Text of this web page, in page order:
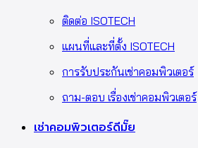
ติดต่อ ISOTECH
แผนที่และที่ตั้ง ISOTECH
การรับประกันเช่าคอมพิวเตอร์
ถาม-ตอบ เรื่องเช่าคอมพิวเตอร์
เช่าคอมพิวเตอร์ดีมั๊ย